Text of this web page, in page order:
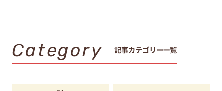
Category 記事カテゴリー一覧